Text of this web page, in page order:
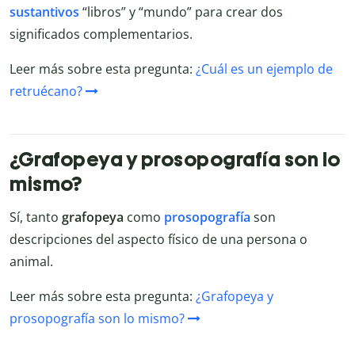
sustantivos “libros” y “mundo” para crear dos
significados complementarios.
Leer más sobre esta pregunta: ¿Cuál es un ejemplo de
retruécano?
¿Grafopeya y prosopografía son lo
mismo?
Sí, tanto grafopeya como prosopografía son
descripciones del aspecto físico de una persona o
animal.
Leer más sobre esta pregunta: ¿Grafopeya y
prosopografía son lo mismo?